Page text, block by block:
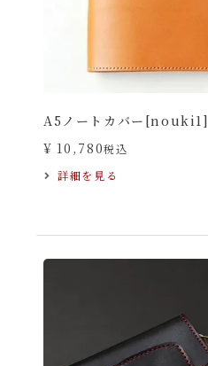
A5ノートカバー[nouki1]
¥ 10,780税込
詳細を見る